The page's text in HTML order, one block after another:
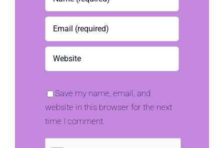
Save my name, email, and
website in this browser for the next
time I comment.